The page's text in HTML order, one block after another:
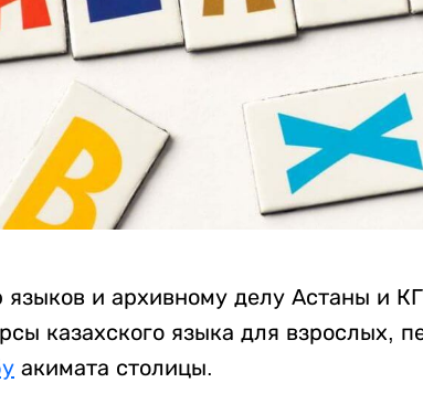
и архивному делу Астаны и
казахского языка для взрослых,
акимата столицы.